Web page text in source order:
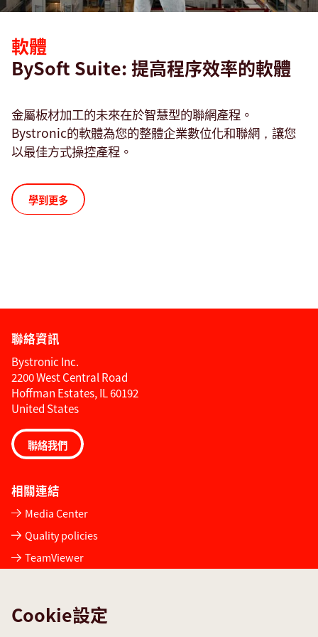
軟體
BySoft Suite: 提高程序效率的軟體
金屬板材加工的未來在於智慧型的聯網產程。
Bystronic的軟體為您的整體企業數位化和聯網，讓您
以最佳方式操控產程。
學到更多
聯絡資訊
Bystronic Inc.
2200 West Central Road
Hoffman Estates, IL 60192
United States
聯絡我們
相關連結
Media Center
Quality policies
TeamViewer
Cookie設定